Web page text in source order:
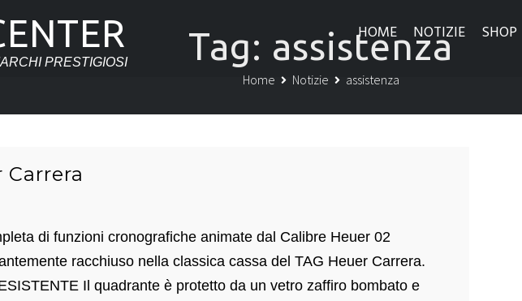
PRESTIGIOSI
HOME NOTIZIE SHOP
Tag: assistenza
Home Notizie assistenza
Carrera
di funzioni cronografiche animate dal Calibre Heuer 02
racchiuso nella classica cassa del TAG Heuer Carrera.
Il quadrante è protetto da un vetro zaffiro bombato e